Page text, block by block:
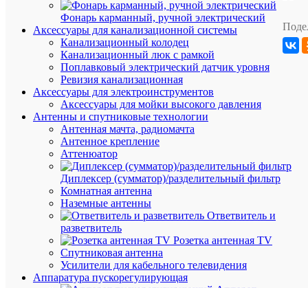
Фонарь карманный, ручной электрический
Аксессуары для канализационной системы
Канализационный колодец
Канализационный люк с рамкой
Поплавковый электрический датчик уровня
Ревизия канализационная
Аксессуары для электроинструментов
Аксессуары для мойки высокого давления
Антенны и спутниковые технологии
Антенная мачта, радиомачта
Антенное крепление
Аттенюатор
Диплексер (сумматор)/разделительный фильтр
Комнатная антенна
Наземные антенны
Ответвитель и
разветвитель
Розетка антенная TV
Спутниковая антенна
Усилители для кабельного телевидения
Аппаратура пускорегулирующая
Глубина
23.7
Материал
Пластик
Нет
С